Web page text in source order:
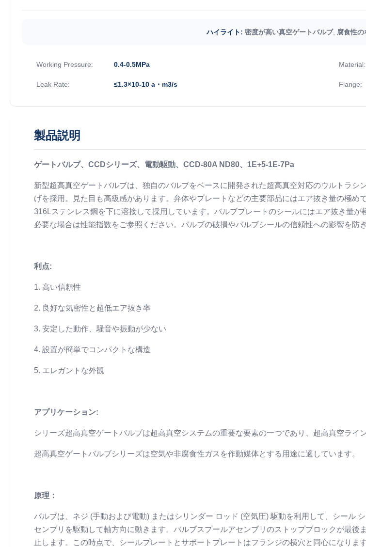
ハイライト: 密度が高い真空ゲートバルブ, 腐食性
Working Pressure: 0.4-0.5MPa Material:
Leak Rate: ≤1.3×10-10 a・m3/s Flange:
製品説明
ゲートバルブ、CCDシリーズ、電動駆動、CCD-80A ND80、1E+5-1E-7Pa
新型超高真空ゲートバルブは、独自のバルブをベースに開発された超高真空対応のウルトラ
げを採用。見た目も高級感があります。弁体やプレートなどの主要部品にはエア抜き量の極
316Lステンレス鋼を下に溶接して採用しています。バルブプレートのシールにはエア抜き量
必要な場合は性能指数をご参照ください。バルブの破損やバルブシールの信頼性への影響を防ぎ
利点:
1. 高い信頼性
2. 良好な気密性と超低エア抜き率
3. 安定した動作、騒音や振動が少ない
4. 設置が簡単でコンパクトな構造
5. エレガントな外観
アプリケーション:
シリーズ超高真空ゲートバルブは超高真空システムの重要な要素の一つであり、超高真空ライ
超高真空ゲートバルブシリーズは空気や非腐食性ガスを作動媒体とする用途に適しています。
原理：
バルブは、ネジ (手動および電動) またはシリンダー ロッド (空​​気圧) 駆動を利用して、シール
センブリを駆動して軸方向に動きます。バルブスプールアセンブリのストップブロックが最
止します。この時点で、シールプレートとサポートプレートはフランジの横穴と同心になり